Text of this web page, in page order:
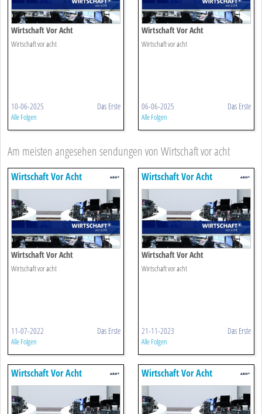
Wirtschaft Vor Acht
Wirtschaft vor acht
10-06-2025 Das Erste
Alle Folgen
Wirtschaft Vor Acht
Wirtschaft vor acht
06-06-2025 Das Erste
Alle Folgen
Am meisten angesehen sendungen von Wirtschaft vor acht
Wirtschaft Vor Acht
Wirtschaft Vor Acht
Wirtschaft vor acht
11-07-2022 Das Erste
Alle Folgen
Wirtschaft Vor Acht
Wirtschaft Vor Acht
Wirtschaft vor acht
21-11-2023 Das Erste
Alle Folgen
Wirtschaft Vor Acht Wirtschaft Vor Acht